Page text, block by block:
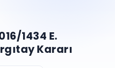
Müvekkil ve taraf
Vekalet
Giriş Yap
1434 E.
Kararı